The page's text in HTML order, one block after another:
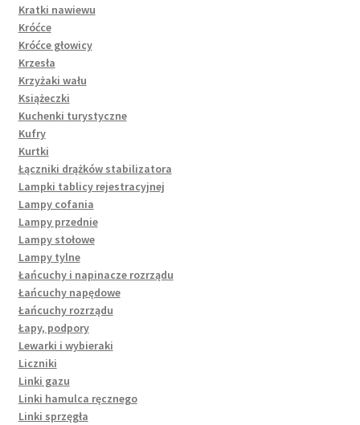
Kratki nawiewu
Króćce
Króćce głowicy
Krzesła
Krzyżaki wału
Książeczki
Kuchenki turystyczne
Kufry
Kurtki
Łączniki drążków stabilizatora
Lampki tablicy rejestracyjnej
Lampy cofania
Lampy przednie
Lampy stołowe
Lampy tylne
Łańcuchy i napinacze rozrządu
Łańcuchy napędowe
Łańcuchy rozrządu
Łapy, podpory
Lewarki i wybieraki
Liczniki
Linki gazu
Linki hamulca ręcznego
Linki sprzęgła